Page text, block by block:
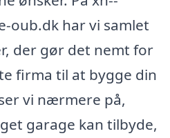
oub.dk har vi samlet
der gør det nemt for
firma til at bygge din
vi nærmere på,
garage kan tilbyde,